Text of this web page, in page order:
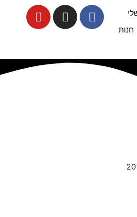
חנות